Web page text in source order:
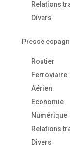
Relations
Divers
Presse
Routier
Ferroviaire
Aérien
Economie
Numérique
Relations
Divers